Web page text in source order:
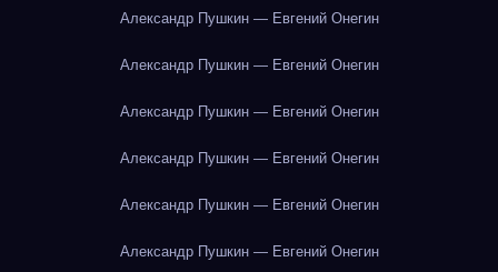
Александр Пушкин — Евгений Онегин
Александр Пушкин — Евгений Онегин
Александр Пушкин — Евгений Онегин
Александр Пушкин — Евгений Онегин
Александр Пушкин — Евгений Онегин
Александр Пушкин — Евгений Онегин